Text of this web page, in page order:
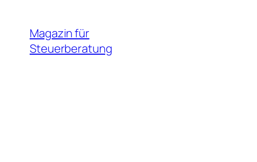
Inhalt
springen
Magazin für
Steuerberatung